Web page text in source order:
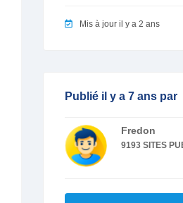
Mis à jour il y a 2 ans
Publié il y a 7 ans par
Fredon
9193 SITES